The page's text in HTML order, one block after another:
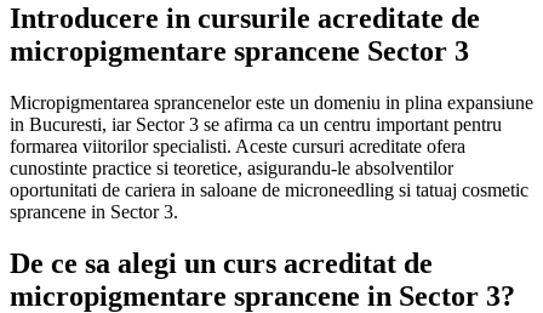
Introducere in cursurile acreditate de
micropigmentare sprancene Sector 3
Micropigmentarea sprancenelor este un domeniu in plina expansiune
in Bucuresti, iar Sector 3 se afirma ca un centru important pentru
formarea viitorilor specialisti. Aceste cursuri acreditate ofera
cunostinte practice si teoretice, asigurandu-le absolventilor
oportunitati de cariera in saloane de microneedling si tatuaj cosmetic
sprancene in Sector 3.
De ce sa alegi un curs acreditat de
micropigmentare sprancene in Sector 3?